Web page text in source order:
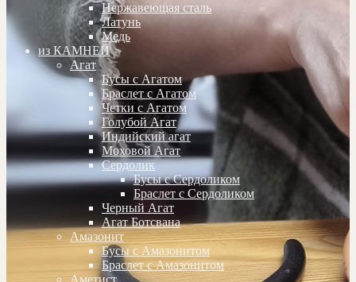
Нержавеющая сталь
Латунь
Медь
из КАМНЕЙ
Агат
Бусы с Агатом
Браслет с Агатом
Четки с Агатом
Голубой Агат
Индийский агат
Моховой Агат
Сердолик
Бусы с Сердоликом
Браслет с Сердоликом
Черный Агат
Агат Ботсвана
Амазонит
Бусы с Амазонитом
Браслет с Амазонитом
Аметист